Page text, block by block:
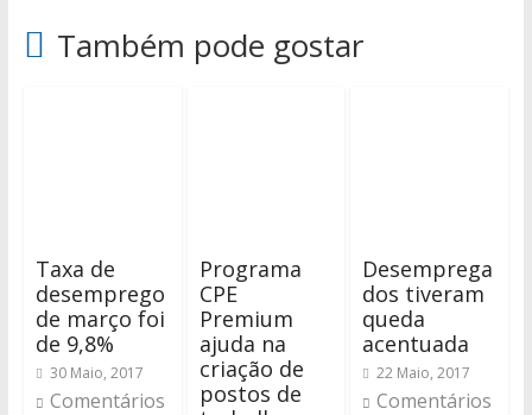
Também pode gostar
Taxa de
desemprego
de março foi
de 9,8%
30 Maio, 2017
Comentários
Programa
CPE
Premium
ajuda na
criação de
postos de
Desemprega
dos tiveram
queda
acentuada
22 Maio, 2017
Comentários